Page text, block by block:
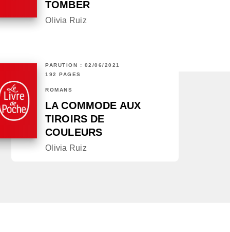
TOMBER
Olivia Ruiz
PARUTION : 02/06/2021
192 PAGES
ROMANS
LA COMMODE AUX
TIROIRS DE
COULEURS
Olivia Ruiz